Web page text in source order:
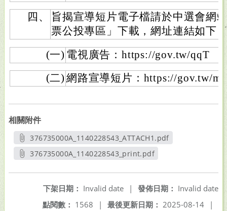
四、
旨揭宣導短片電子檔請於中選會網
票公投專區」下載，網址連結如下
(一) 電視廣告：https://gov.tw/qqT
(二) 網路宣導短片：https://gov.tw/
相關附件
376735000A_1140228543_ATTACH1.pdf
另開新視窗
376735000A_1140228543_print.pdf
發佈日期： Invalid date
下架日期： Invalid date
|
最後更新日期： 2025-08-14 |
點閱數： 1568 |